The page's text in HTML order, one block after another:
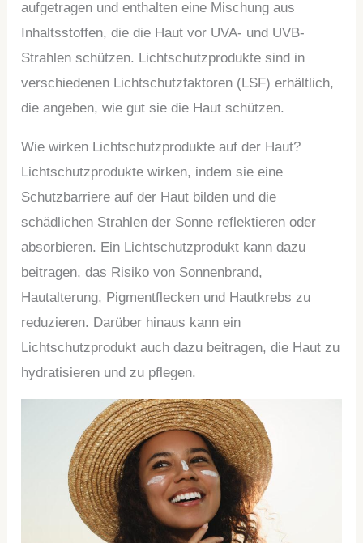
aufgetragen und enthalten eine Mischung aus
Inhaltsstoffen, die die Haut vor UVA- und UVB-
Strahlen schützen. Lichtschutzprodukte sind in
verschiedenen Lichtschutzfaktoren (LSF) erhältlich,
die angeben, wie gut sie die Haut schützen.
Wie wirken Lichtschutzprodukte auf der Haut?
Lichtschutzprodukte wirken, indem sie eine
Schutzbarriere auf der Haut bilden und die
schädlichen Strahlen der Sonne reflektieren oder
absorbieren. Ein Lichtschutzprodukt kann dazu
beitragen, das Risiko von Sonnenbrand,
Hautalterung, Pigmentflecken und Hautkrebs zu
reduzieren. Darüber hinaus kann ein
Lichtschutzprodukt auch dazu beitragen, die Haut zu
hydratisieren und zu pflegen.